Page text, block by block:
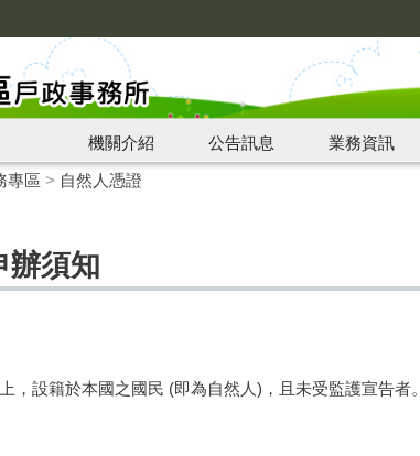
機關介紹 公告訊息 業務資訊
專區 > 自然人憑證
辦須知
設籍於本國之國民 (即為自然人)，且未受監護宣告者。